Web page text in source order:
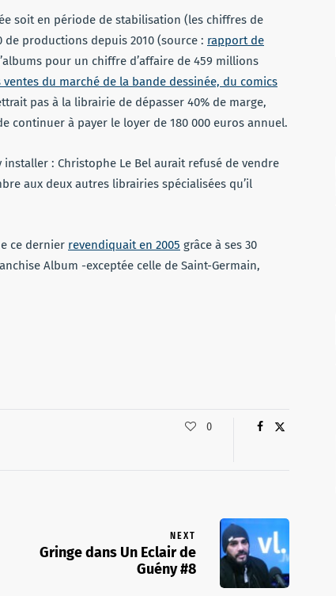
soit en période de stabilisation (les chiffres de
productions depuis 2010 (source : rapport de
pour un chiffre d’affaire de 459 millions
ventes du marché de la bande dessinée, du comics
pas à la librairie de dépasser 40% de marge,
à payer le loyer de 180 000 euros annuel.
installer : Christophe Le Bel aurait refusé de vendre
aux deux autres librairies spécialisées qu’il
ce dernier revendiquait en 2005 grâce à ses 30
Album -exceptée celle de Saint-Germain,
0
NEXT
Gringe dans Un Eclair de
Guény #8